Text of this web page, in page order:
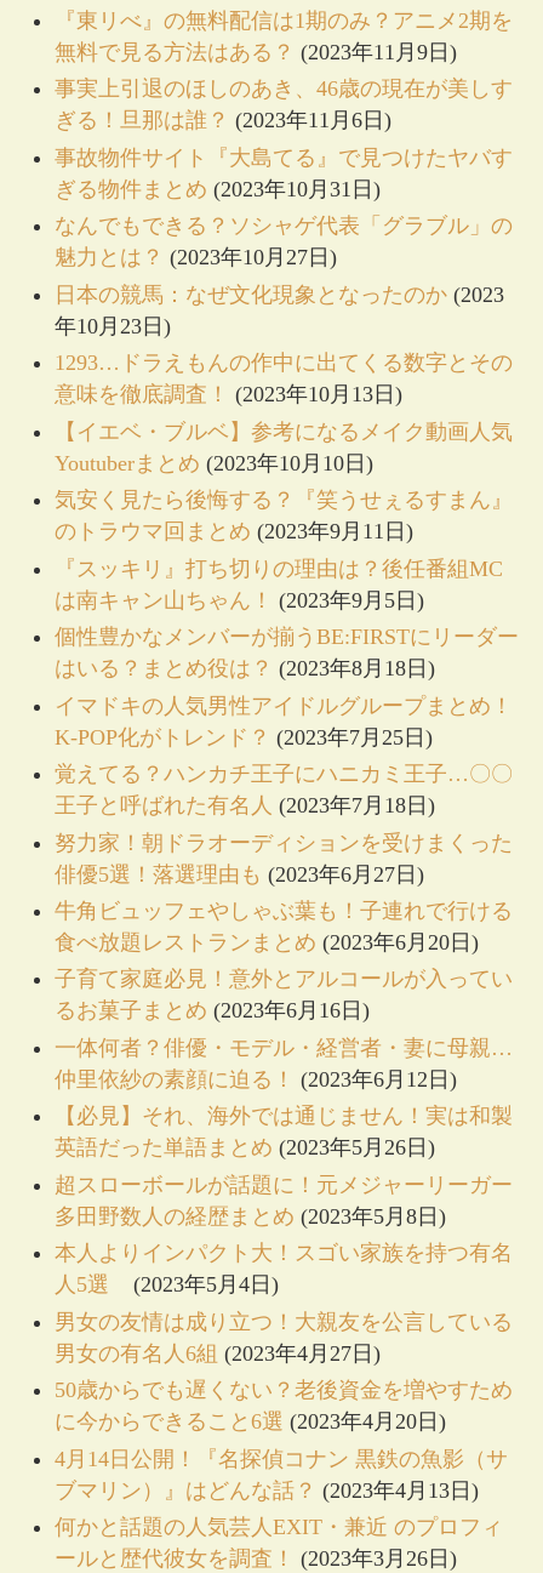
『東リべ』の無料配信は1期のみ？アニメ2期を
無料で見る方法はある？ (2023年11月9日)
事実上引退のほしのあき、46歳の現在が美しす
ぎる！旦那は誰？ (2023年11月6日)
事故物件サイト『大島てる』で見つけたヤバす
ぎる物件まとめ (2023年10月31日)
なんでもできる？ソシャゲ代表「グラブル」の
魅力とは？ (2023年10月27日)
日本の競馬：なぜ文化現象となったのか (2023
年10月23日)
1293…ドラえもんの作中に出てくる数字とその
意味を徹底調査！
(2023年10月13日)
【イエベ・ブルベ】参考になるメイク動画人気
Youtuberまとめ (2023年10月10日)
気安く見たら後悔する？『笑うせぇるすまん』
のトラウマ回まとめ (2023年9月11日)
『スッキリ』打ち切りの理由は？後任番組MC
は南キャン山ちゃん！
(2023年9月5日)
個性豊かなメンバーが揃うBE:FIRSTにリーダー
はいる？まとめ役は？ (2023年8月18日)
イマドキの人気男性アイドルグループまとめ！
K-POP化がトレンド？ (2023年7月25日)
覚えてる？ハンカチ王子にハニカミ王子…〇〇
王子と呼ばれた有名人 (2023年7月18日)
努力家！朝ドラオーディションを受けまくった
俳優5選！落選理由も (2023年6月27日)
牛角ビュッフェやしゃぶ葉も！子連れで行ける
食べ放題レストランまとめ (2023年6月20日)
子育て家庭必見！意外とアルコールが入ってい
るお菓子まとめ (2023年6月16日)
一体何者？俳優・モデル・経営者・妻に母親…
仲里依紗の素顔に迫る！
(2023年6月12日)
【必見】それ、海外では通じません！実は和製
英語だった単語まとめ (2023年5月26日)
超スローボールが話題に！元メジャーリーガー
多田野数人の経歴まとめ (2023年5月8日)
本人よりインパクト大！スゴい家族を持つ有名
人5選
(2023年5月4日)
男女の友情は成り立つ！大親友を公言している
男女の有名人6組 (2023年4月27日)
50歳からでも遅くない？老後資金を増やすため
に今からできること6選 (2023年4月20日)
4月14日公開！『名探偵コナン 黒鉄の魚影（サ
ブマリン）』はどんな話？ (2023年4月13日)
何かと話題の人気芸人EXIT・兼近 のプロフィ
ールと歴代彼女を調査！
(2023年3月26日)